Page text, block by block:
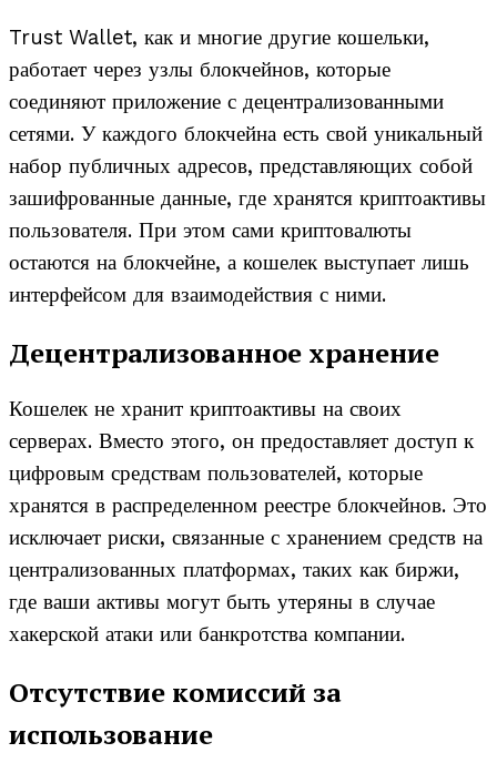
Trust Wallet, как и многие другие кошельки,
работает через узлы блокчейнов, которые
соединяют приложение с децентрализованными
сетями. У каждого блокчейна есть свой уникальный
набор публичных адресов, представляющих собой
зашифрованные данные, где хранятся криптоактивы
пользователя. При этом сами криптовалюты
остаются на блокчейне, а кошелек выступает лишь
интерфейсом для взаимодействия с ними.
Децентрализованное хранение
Кошелек не хранит криптоактивы на своих
серверах. Вместо этого, он предоставляет доступ к
цифровым средствам пользователей, которые
хранятся в распределенном реестре блокчейнов. Это
исключает риски, связанные с хранением средств на
централизованных платформах, таких как биржи,
где ваши активы могут быть утеряны в случае
хакерской атаки или банкротства компании.
Отсутствие комиссий за
использование